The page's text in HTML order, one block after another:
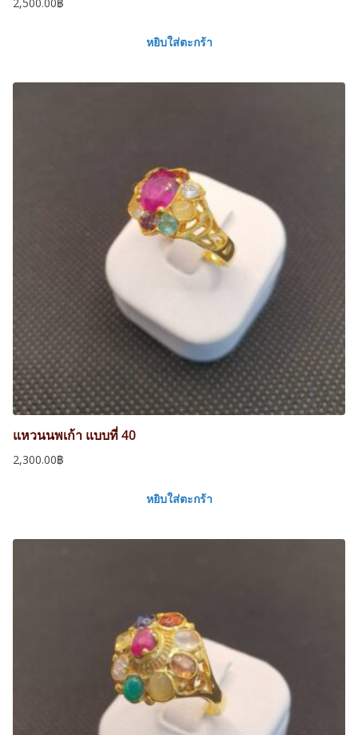
หยิบใส่ตะกร้า
แหวนนพเก้า แบบที่ 40
2,300.00฿
หยิบใส่ตะกร้า